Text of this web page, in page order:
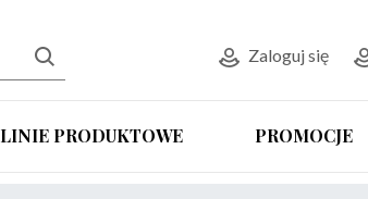
Zaloguj się
LINIE PRODUKTOWE PROMOCJE